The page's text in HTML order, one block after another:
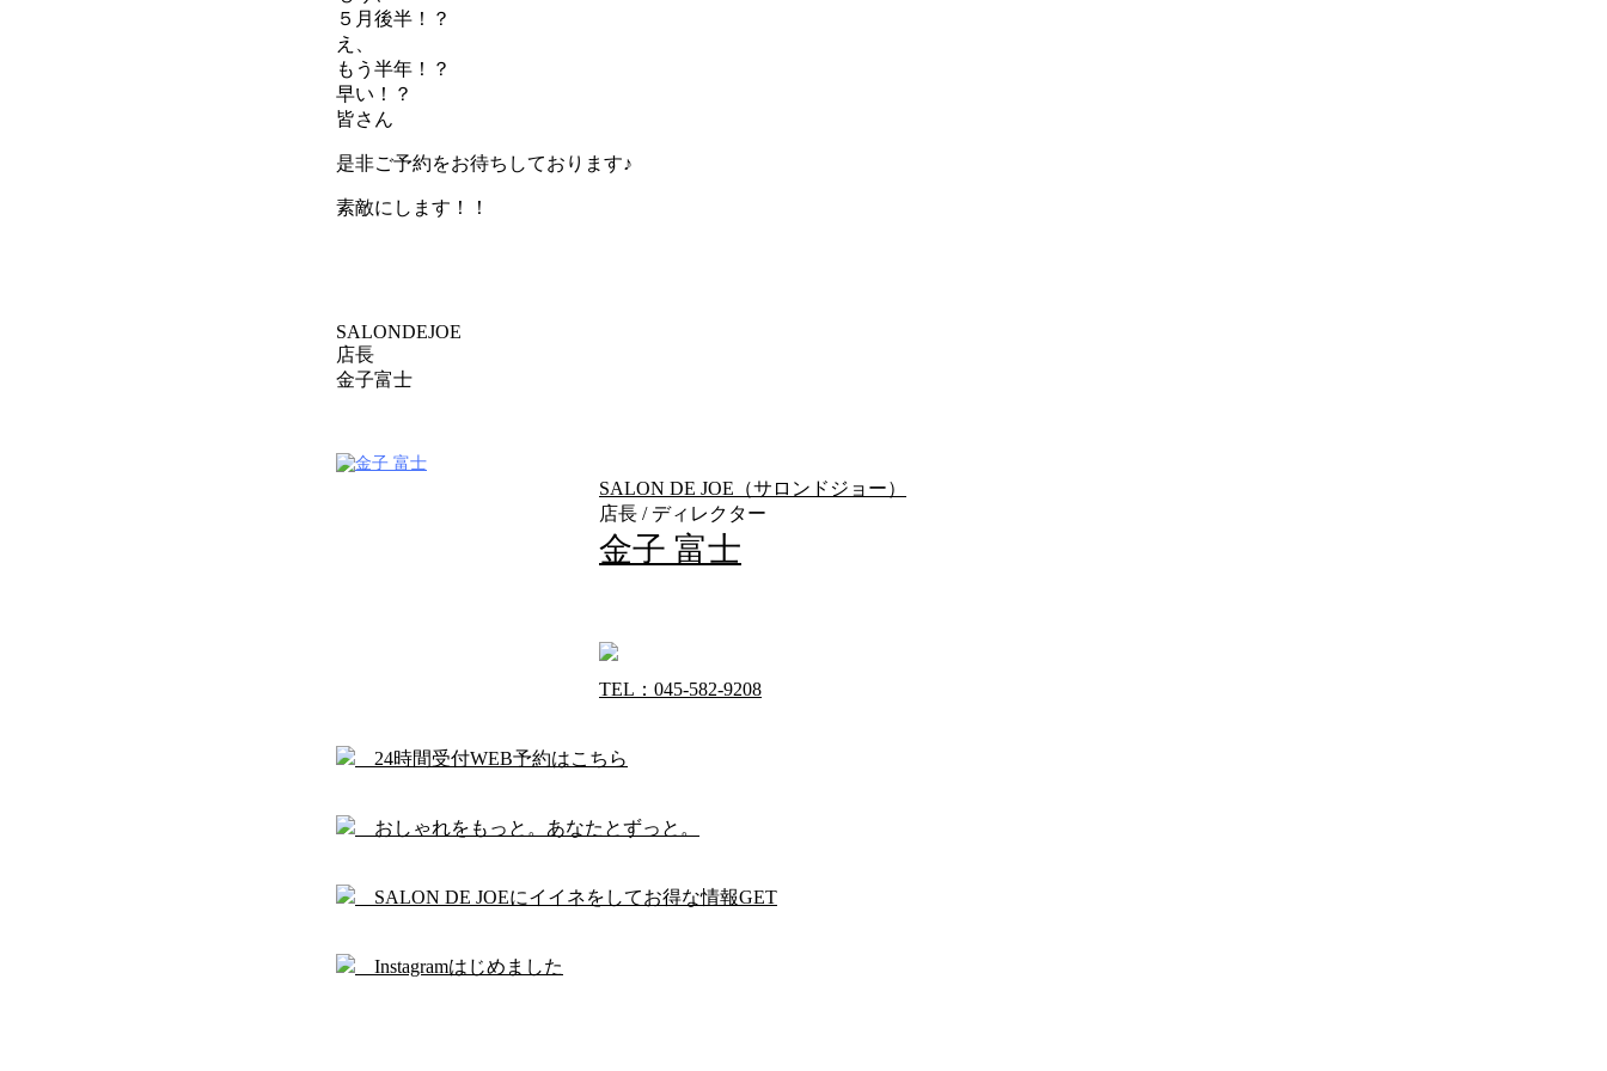
５月後半！？
え、
もう半年！？
早い！？
皆さん
是非ご予約をお待ちしております♪
素敵にします！！
SALONDEJOE
店長
金子富士
SALON DE JOE（サロンドジョー）
店長 / ディレクター
金子 富士
TEL：045-582-9208
24時間受付WEB予約はこちら
おしゃれをもっと。あなたとずっと。
SALON DE JOEにイイネをしてお得な情報GET
Instagramはじめました